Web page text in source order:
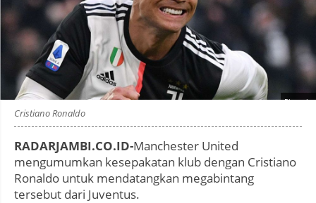
Photo by
Cristiano Ronaldo
RADARJAMBI.CO.ID-Manchester United
mengumumkan kesepakatan klub dengan Cristiano
Ronaldo untuk mendatangkan megabintang
tersebut dari Juventus.